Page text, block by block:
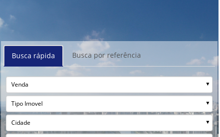
Busca rápida Busca por referência
Venda
Tipo Imovel
Cidade